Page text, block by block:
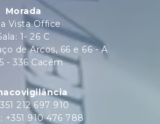
Morada
Vista Office
1- 26 C
de Arcos, 66 e 66 - A
- 336 Cacém
212 697 910
+351 910 476 788